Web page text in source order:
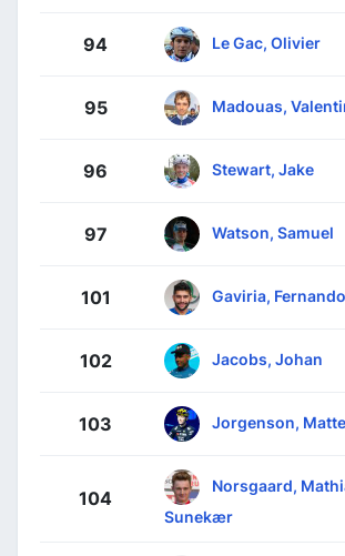
94 Le Gac, Olivier
95 Madouas,
96 Stewart, Jake
97 Watson, Samuel
101 Gaviria, Fernando
102 Jacobs, Johan
103 Jorgenson,
104
Norsgaard,
Sunekær